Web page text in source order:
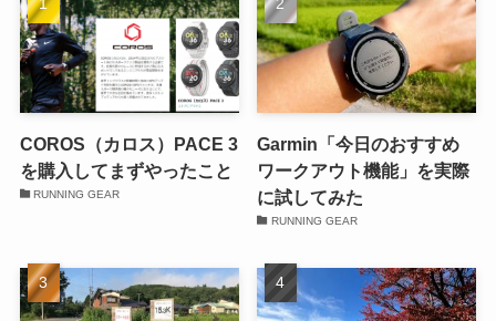
COROS（カロス）PACE 3
を購入してまずやったこと
RUNNING GEAR
Garmin「今日のおすすめ
ワークアウト機能」を実際
に試してみた
RUNNING GEAR